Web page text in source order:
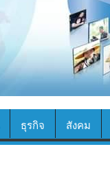
ธุรกิจ สังคม